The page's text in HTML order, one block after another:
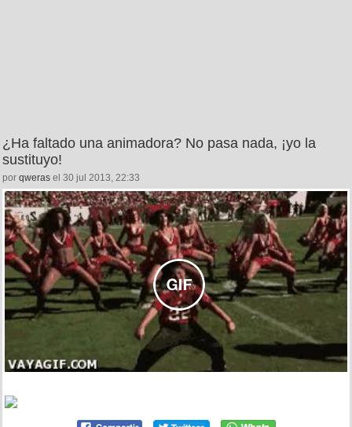
¿Ha faltado una animadora? No pasa nada, ¡yo la
sustituyo!
por qweras el 30 jul 2013, 22:33